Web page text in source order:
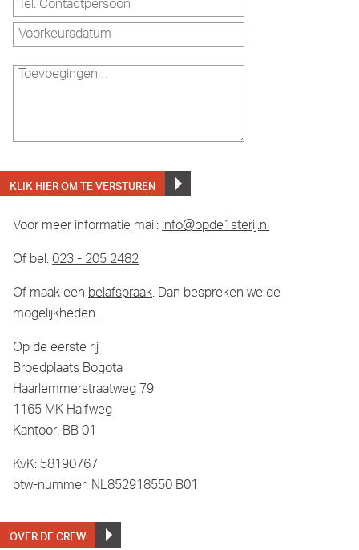
Voor meer informatie mail:info@opde1sterij.nl
Of bel:023 - 205 2482
Of maak eenbelafspraak. Dan bespreken we de
mogelijkheden.
Op de eerste rij
Broedplaats Bogota
Haarlemmerstraatweg 79
1165 MK Halfweg
Kantoor: BB 01
KvK: 58190767
btw-nummer: NL852918550 B01
OVER DE CREW